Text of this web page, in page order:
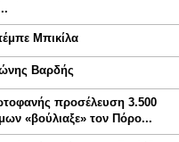
Μπικίλα
Βαρδής
προσέλευση 3.500
«βούλιαξε» τον Πόρο...